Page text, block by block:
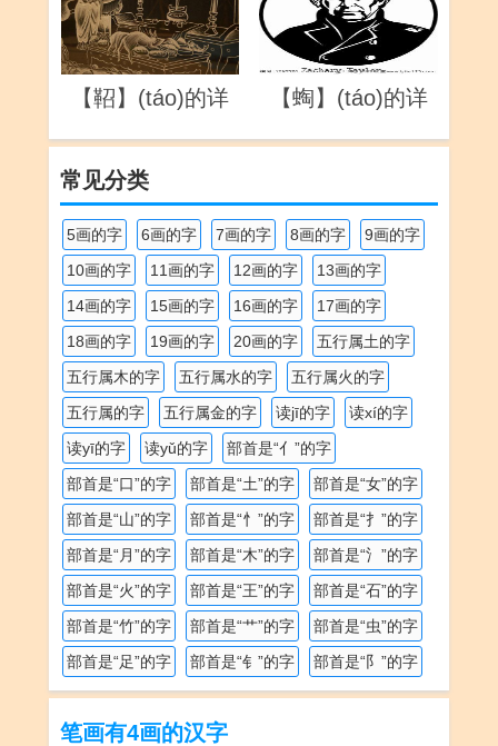
【鞀】(táo)的详
【蜪】(táo)的详
常见分类
5画的字 6画的字 7画的字 8画的字
9画的字
10画的字
11画的字 12画的字
13画的字
14画的字
15画的字 16画的字
17画的字
18画的字
19画的字 20画的字
五行属土的字
五行属木的字
五行属水的字
五行属火的字
五行属的字
五行属金的字 读jī的字
读xí的字
读yī的字
读yǔ的字
部首是“亻”的字
部首是“口”的字
部首是“土”的字
部首是“女”的字
部首是“山”的字
部首是“忄”的字
部首是“扌”的字
部首是“月”的字
部首是“木”的字
部首是“氵”的字
部首是“火”的字
部首是“王”的字
部首是“石”的字
部首是“竹”的字
部首是“艹”的字
部首是“虫”的字
部首是“足”的字
部首是“钅”的字 部首是“阝”的字
笔画有4画的汉字